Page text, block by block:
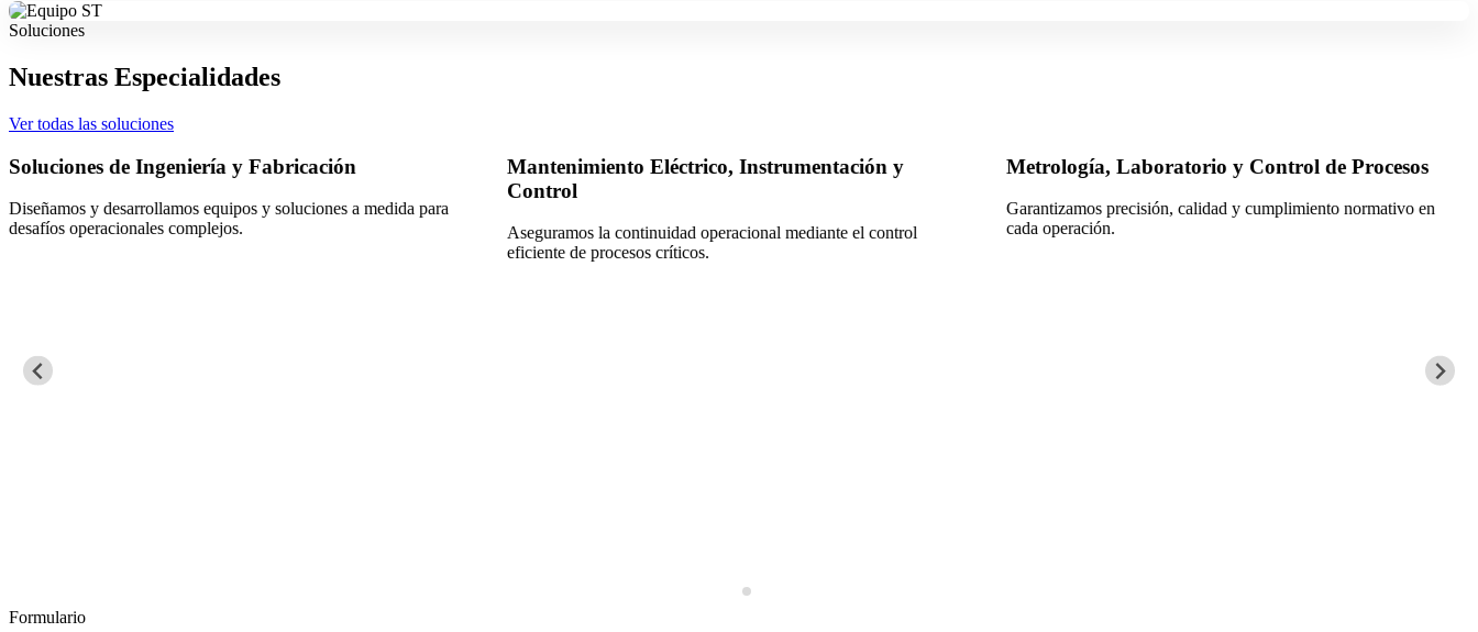
Soluciones
Nuestras Especialidades
Ver todas las soluciones
Soluciones de Ingeniería y Fabricación
Diseñamos y desarrollamos equipos y soluciones a medida para
desafíos operacionales complejos.
Mantenimiento Eléctrico, Instrumentación y
Control
Aseguramos la continuidad operacional mediante el control
eficiente de procesos críticos.
Metrología, Laboratorio y Control de Procesos
Garantizamos precisión, calidad y cumplimiento normativo en
cada operación.
Formulario